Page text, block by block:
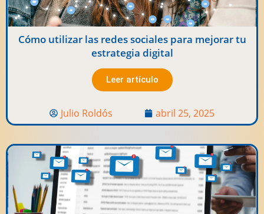
Cómo utilizar las redes sociales para mejorar tu
estrategia digital
Leer artículo
Julio Roldós abril 25, 2025